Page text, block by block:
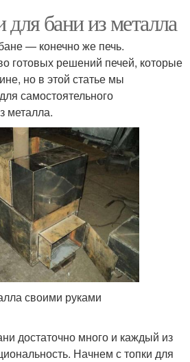
бани из металла
— конечно же печь.
готовых решений печей, которые
но в этой статье мы
самостоятельного
металла.
своими руками
достаточно много и каждый из
Начнем с топки для